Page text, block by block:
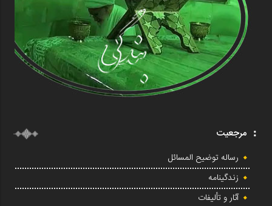
مرجعیت
رساله توضیح المسائل
زندگینامه
آثار و تألیفات